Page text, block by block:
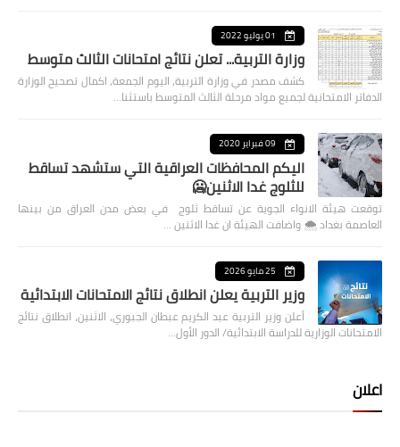
01 يوليو 2022
وزارة التربية... تعلن نتائج امتحانات الثالث متوسط
كشف مصدر في وزارة التربية، اليوم الجمعة، اكمال تصحيح الوزارة
الدفاتر الامتحانية لجميع مواد مرحلة الثالث المتوسط باستثنا…
09 فبراير 2020
اليكم المحافظات العراقية التي ستشهد تساقط
للثلوج غدا الاثنين🥶
توقعت هيئة الانواء الجوية عن تساقط ثلوج في بعض مدن العراق من بينها
العاصمة بغداد ⁦🌨️⁩ واضافت الهيئة ان غدا الاثنين …
25 مايو 2026
وزير التربية يعلن انطلاق نتائج الامتحانات الابتدائية
أعلن وزير التربية عبد الكريم عبطان الجبوري، الاثنين، انطلاق نتائج
الامتحانات الوزارية للدراسة الابتدائية/ الدور الأول…
اعلان